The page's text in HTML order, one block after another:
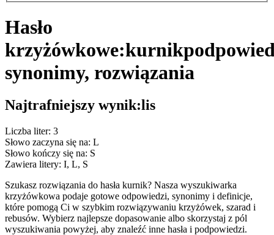
Hasło
krzyżówkowe:kurnik
synonimy, rozwiązania
Najtrafniejszy wynik:lis
Liczba liter: 3
Słowo zaczyna się na: L
Słowo kończy się na: S
Zawiera litery: I, L, S
Szukasz rozwiązania do hasła kurnik? Nasza wyszukiwarka
krzyżówkowa podaje gotowe odpowiedzi, synonimy i definicje,
które pomogą Ci w szybkim rozwiązywaniu krzyżówek, szarad i
rebusów. Wybierz najlepsze dopasowanie albo skorzystaj z pól
wyszukiwania powyżej, aby znaleźć inne hasła i podpowiedzi.